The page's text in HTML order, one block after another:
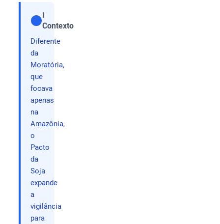
ℹ️
Contexto
Diferente
da
Moratória,
que
focava
apenas
na
Amazônia,
o
Pacto
da
Soja
expande
a
vigilância
para